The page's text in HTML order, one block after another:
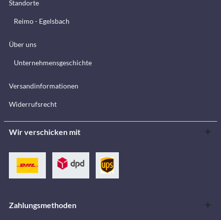
Standorte
Reimo - Egelsbach
Über uns
Unternehmensgeschichte
Versandinformationen
Widerrufsrecht
Wir verschicken mit
Zahlungsmethoden